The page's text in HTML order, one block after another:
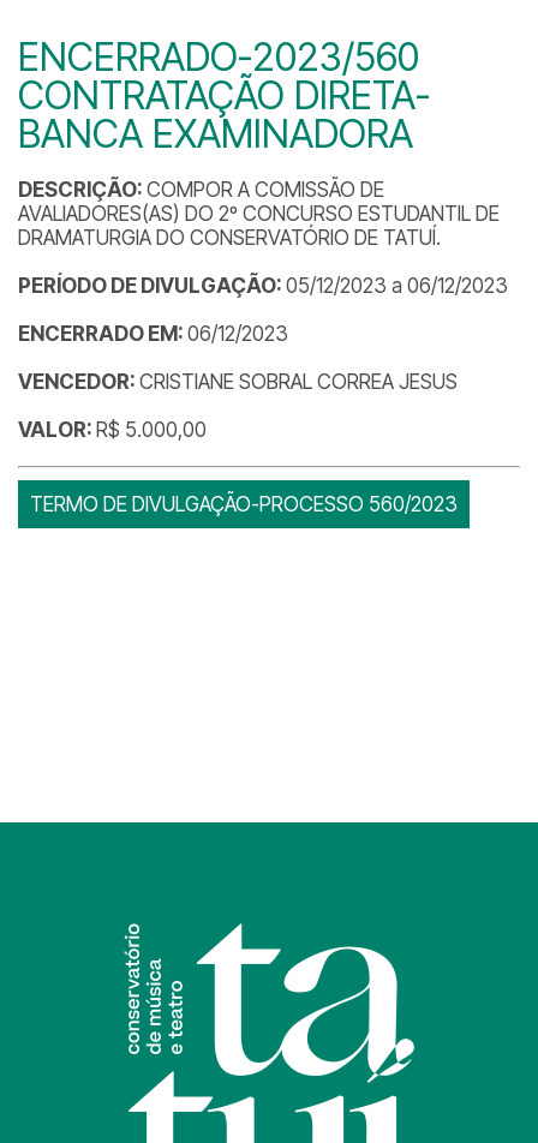
ENCERRADO-2023/560
CONTRATAÇÃO DIRETA-
BANCA EXAMINADORA
DESCRIÇÃO: COMPOR A COMISSÃO DE
AVALIADORES(AS) DO 2º CONCURSO ESTUDANTIL DE
DRAMATURGIA DO CONSERVATÓRIO DE TATUÍ.
PERÍODO DE DIVULGAÇÃO: 05/12/2023 a 06/12/2023
ENCERRADO EM: 06/12/2023
VENCEDOR: CRISTIANE SOBRAL CORREA JESUS
VALOR: R$ 5.000,00
TERMO DE DIVULGAÇÃO-PROCESSO 560/2023